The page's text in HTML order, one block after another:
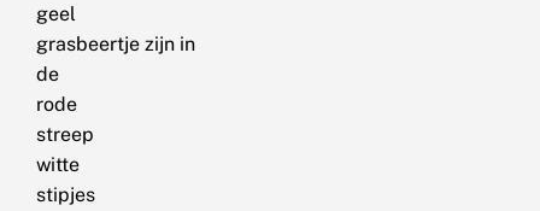
geel
grasbeertje zijn in
de
rode
streep
witte
stipjes